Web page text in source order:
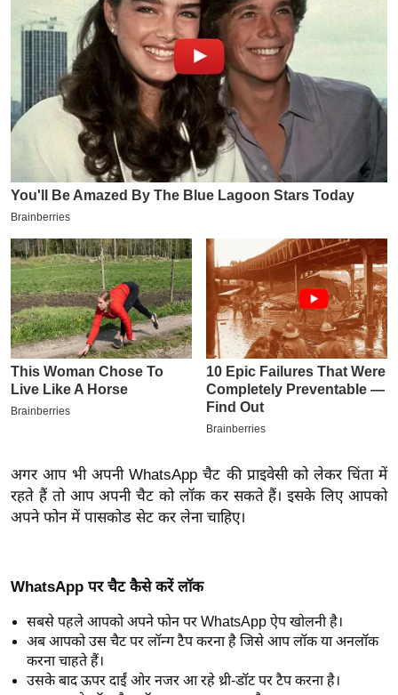
के
ट
L
2
6
क्रा
इ
म
ई
-
पे
प
र
मि
ल
बे
ल
ख्सि
य
त
अगर आप भी अपनीWhatsApp चैट की प्राइवेसीको लेकर चिंतामें
रहते हैं तो आप अपनीचैट को लॉककर सकते हैं। इसके लिए आपको
अपने फोन में पासकोड सेट कर लेना चाहिए।
WhatsApp पर चैटकैसे करें लॉक
सबसे पहले आपको अपने फोन पर WhatsApp ऐपखोलनी है।
अब आपको उस चैटपर लॉन्ग टैपकरना है जिसे आपलॉकयाअनलॉक
करना चाहते हैं।
उसके बाद ऊपर दाईं ओर नजर आ रहे थ्री-डॉटपर टैपकरना है।